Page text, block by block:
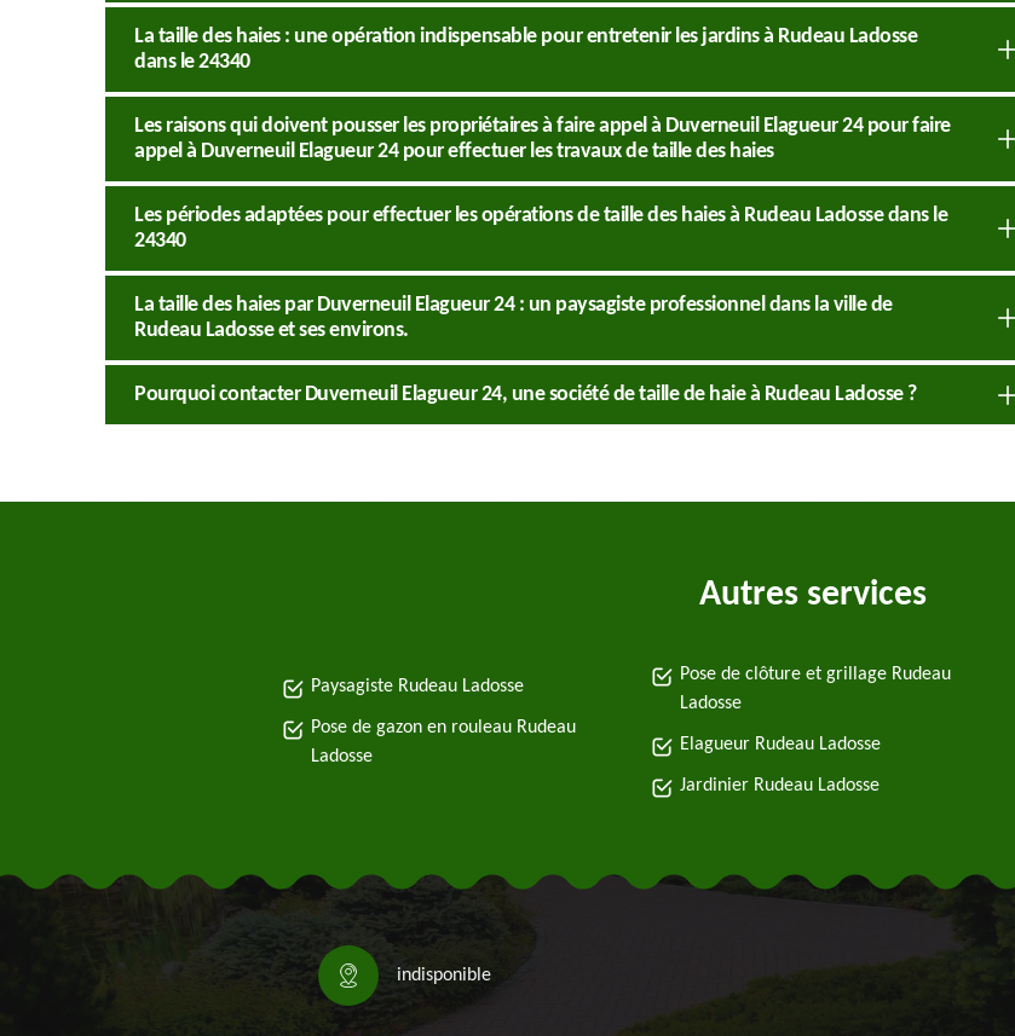
La taille des haies : une opération indispensable pour entretenir les jardins à Rudeau Ladosse
dans le 24340
Les raisons qui doivent pousser les propriétaires à faire appel à Duverneuil Elagueur 24 pour faire
appel à Duverneuil Elagueur 24 pour effectuer les travaux de taille des haies
Les périodes adaptées pour effectuer les opérations de taille des haies à Rudeau Ladosse dans le
24340
La taille des haies par Duverneuil Elagueur 24 : un paysagiste professionnel dans la ville de
Rudeau Ladosse et ses environs.
Pourquoi contacter Duverneuil Elagueur 24, une société de taille de haie à Rudeau Ladosse ?
Autres services
Paysagiste Rudeau Ladosse
Pose de gazon en rouleau Rudeau
Ladosse
Pose de clôture et grillage Rudeau
Ladosse
Elagueur Rudeau Ladosse
Jardinier Rudeau Ladosse
indisponible